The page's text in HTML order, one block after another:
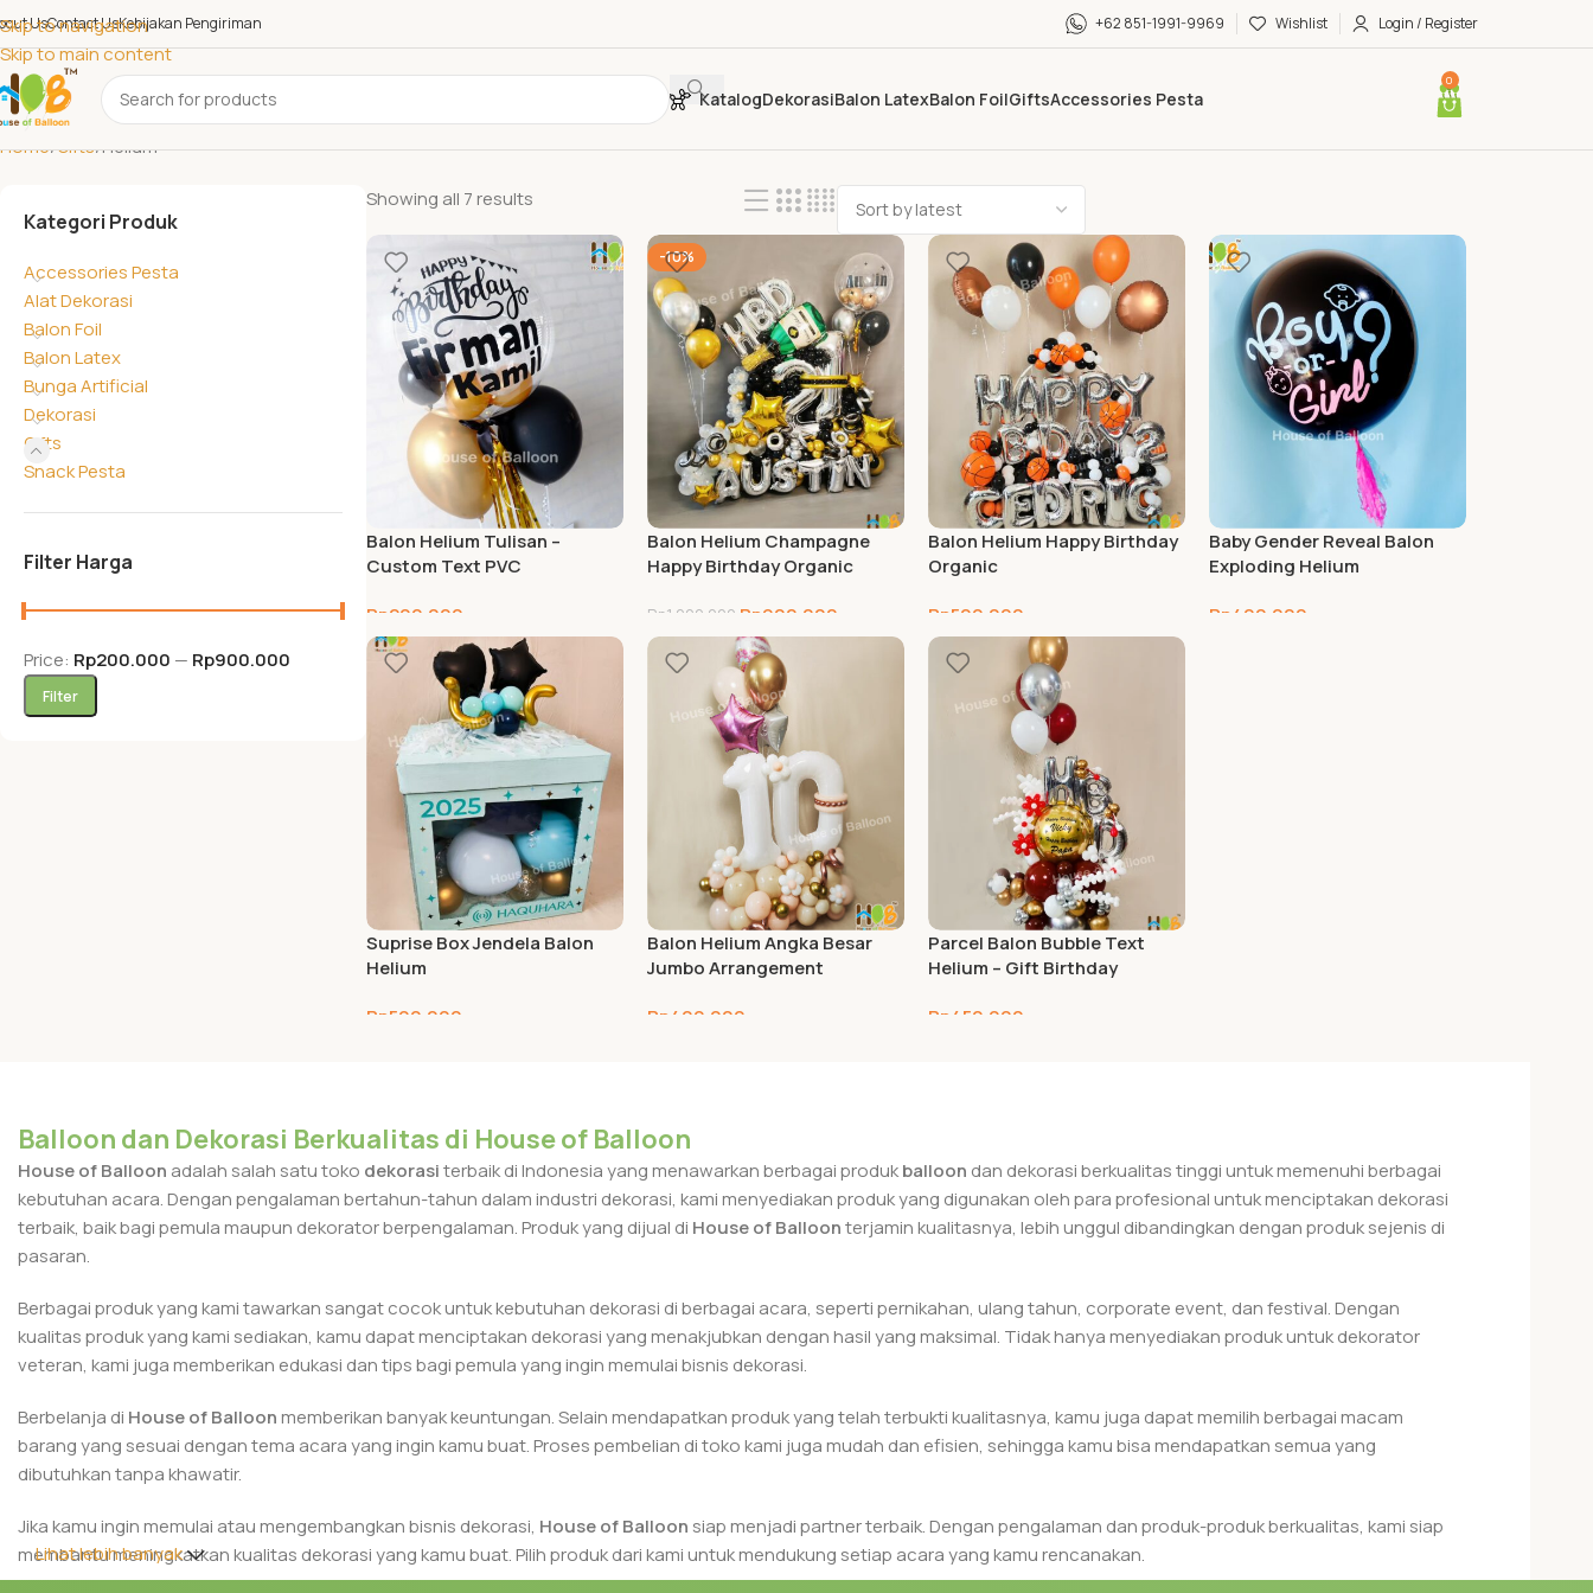
Skip to navigation
Skip to main content
UsContact UsKebijakan Pengiriman +62 851-1991-9969 Wishlist Login / Register
KatalogDekorasiBalon LatexBalon FoilGiftsAccessories Pesta
0
Home Gifts Helium
Kategori Produk
Accessories Pesta
Alat Dekorasi
Balon Foil
Balon Latex
Bunga Artificial
Dekorasi
Gifts
Snack Pesta
Filter Harga
Filter
Price: Rp200.000 — Rp900.000
Showing all 7 results
Balon Helium Tulisan –
Custom Text PVC
Rp200.000
-10%
Balon Helium Champagne
Happy Birthday Organic
Rp1.000.000 Rp900.000
Balon Helium Happy Birthday
Organic
Rp500.000
Baby Gender Reveal Balon
Exploding Helium
Rp 400.000
Suprise Box Jendela Balon
Helium
Rp500.000
Balon Helium Angka Besar
Jumbo Arrangement
Rp 400.000
Parcel Balon Bubble Text
Helium – Gift Birthday
Rp 450.000
Balloon dan Dekorasi Berkualitas di House of Balloon
House of Balloon adalah salah satu toko dekorasiterbaik di Indonesia yang menawarkan berbagai produkballoon dan dekorasi berkualitas tinggi untuk memenuhi berbagai
kebutuhan acara. Dengan pengalaman bertahun-tahun dalam industri dekorasi, kami menyediakan produk yang digunakan oleh para profesional untuk menciptakan dekorasi
terbaik, baik bagi pemula maupun dekorator berpengalaman. Produk yang dijual di House of Balloonterjamin kualitasnya, lebih unggul dibandingkan dengan produk sejenis di
pasaran.
Berbagai produk yang kami tawarkan sangat cocok untuk kebutuhan dekorasi di berbagai acara, seperti pernikahan, ulang tahun, corporate event, dan festival. Dengan
kualitas produk yang kami sediakan, kamu dapat menciptakan dekorasi yang menakjubkan dengan hasil yang maksimal. Tidak hanya menyediakan produk untuk dekorator
veteran, kami juga memberikan edukasi dan tips bagi pemula yang ingin memulai bisnis dekorasi.
Berbelanja di House of Balloonmemberikan banyak keuntungan. Selain mendapatkan produk yang telah terbukti kualitasnya, kamu juga dapat memilih berbagai macam
barang yang sesuai dengan tema acara yang ingin kamu buat. Proses pembelian di toko kami juga mudah dan efisien, sehingga kamu bisa mendapatkan semua yang
dibutuhkan tanpa khawatir.
Jika kamu ingin memulai atau mengembangkan bisnis dekorasi, House of Balloon siap menjadi partner terbaik. Dengan pengalaman dan produk-produk berkualitas, kami siap
membantu meningkatkan kualitas dekorasi yang kamu buat. Pilih produk dari kami untuk mendukung setiap acara yang kamu rencanakan.
Lihat lebih banyak